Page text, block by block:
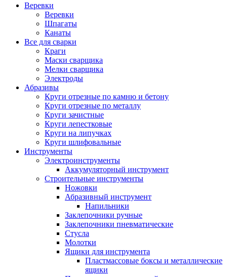
Веревки
Веревки
Шпагаты
Канаты
Все для сварки
Краги
Маски сварщика
Мелки сварщика
Электроды
Абразивы
Круги отрезные по камню и бетону
Круги отрезные по металлу
Круги зачистные
Круги лепестковые
Круги на липучках
Круги шлифовальные
Инструменты
Электроинструменты
Аккумуляторный инструмент
Строительные инструменты
Ножовки
Абразивный инструмент
Напильники
Заклепочники ручные
Заклепочники пневматические
Стусла
Молотки
Ящики для инструмента
Пластмассовые боксы и металлические
ящики